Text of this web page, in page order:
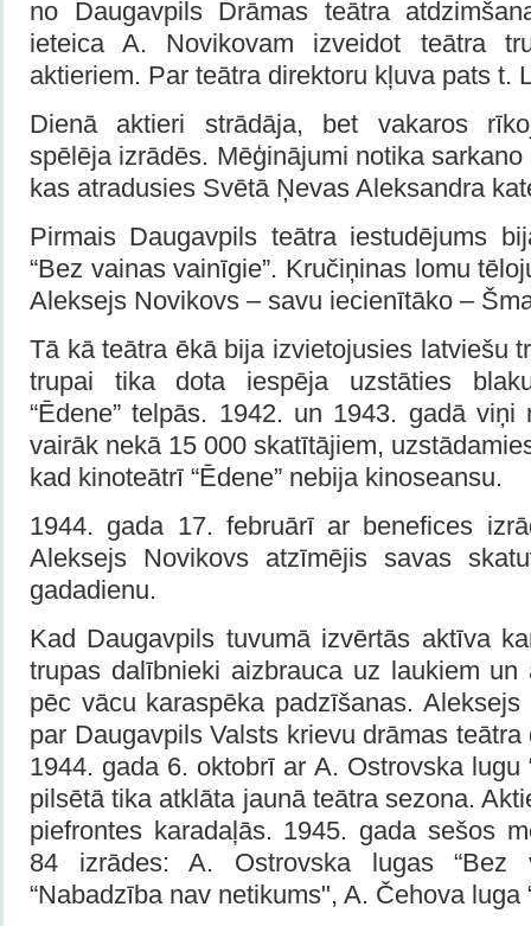
no Daugavpils Drāmas teātra
ieteica A. Novikovam izveidot teātra
aktieriem. Par teātra direktoru kļuva pats t.
Dienā aktieri strādāja, bet vakaros
spēlēja izrādēs. Mēģinājumi notika
kas atradusies Svētā Ņevas Aleksandra
Pirmais Daugavpils teātra iestudējums
“Bez vainas vainīgie”. Kručiņinas lomu
Aleksejs Novikovs – savu iecienītāko –
Tā kā teātra ēkā bija izvietojusies latviešu
trupai tika dota iespēja uzstāties
“Ēdene” telpās. 1942. un 1943. gadā viņi
vairāk nekā 15 000 skatītājiem,
kad kinoteātrī “Ēdene” nebija kinoseansu.
1944. gada 17. februārī ar benefices
Aleksejs Novikovs atzīmējis savas
gadadienu.
Kad Daugavpils tuvumā izvērtās aktīva
trupas dalībnieki aizbrauca uz laukiem
pēc vācu karaspēka padzīšanas.
par Daugavpils Valsts krievu drāmas
1944. gada 6. oktobrī ar A. Ostrovska lugu
pilsētā tika atklāta jaunā teātra sezona.
piefrontes karadaļās. 1945. gada sešos
84 izrādes: A. Ostrovska lugas “Bez
“Nabadzība nav netikums", A. Čehova luga